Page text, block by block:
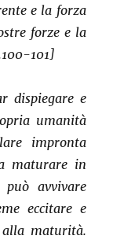
e la forza
forze e la
101]
dispiegare e
umanità
impronta
maturare in
avvivare
eccitare e
maturità.